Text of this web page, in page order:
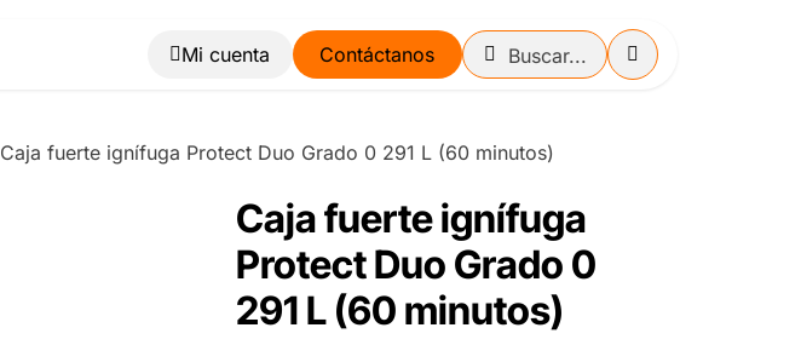
Blog Contáctanos
Caja fuerte ignífuga Protect Duo Grado 0 291 L (60 minutos)
Caja fuerte ignífuga
Protect Duo Grado 0
291 L (60 minutos)